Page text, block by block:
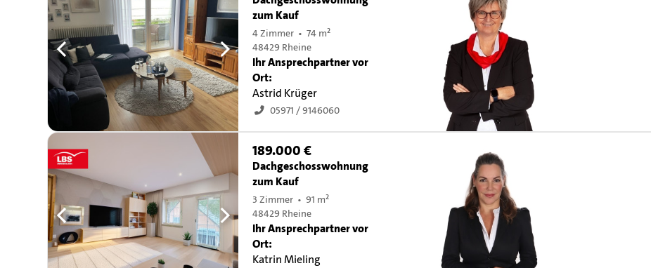
zum Kauf
4 Zimmer • 74 m²
48429 Rheine
Ihr Ansprechpartner vor
Ort:
Astrid Krüger
05971 / 9146060
189.000 €
Dachgeschosswohnung
zum Kauf
3 Zimmer • 91 m²
48429 Rheine
Ihr Ansprechpartner vor
Ort:
Katrin Mieling